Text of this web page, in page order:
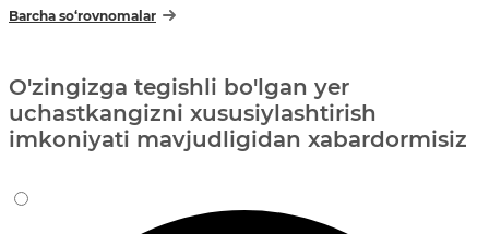
Barcha so‘rovnomalar
O'zingizga tegishli bo'lgan yer
uchastkangizni xususiylashtirish
imkoniyati mavjudligidan xabardormisiz